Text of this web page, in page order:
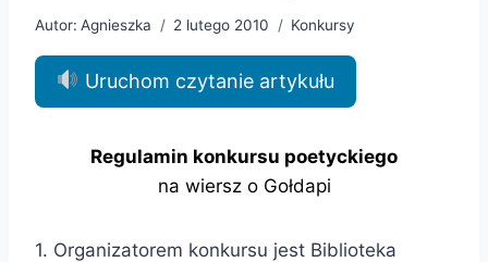
Autor: Agnieszka 2 lutego 2010 Konkursy
Uruchom czytanie artykułu
Regulamin konkursu poetyckiego
na wiersz o Gołdapi
1. Organizatorem konkursu jest Biblioteka